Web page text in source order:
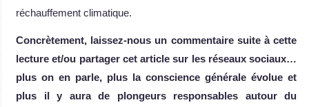
réchauffement climatique.
Concrètement, laissez-nous un commentaire suite à cette
lecture et/ou partager cet article sur les réseaux sociaux…
plus on en parle, plus la conscience générale évolue et
plus il y aura de plongeurs responsables autour du